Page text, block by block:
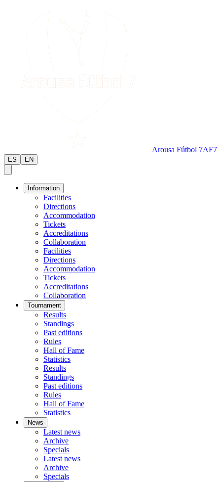
Arousa Fútbol 7AF7
ES EN
Information
Facilities
Directions
Accommodation
Tickets
Accreditations
Collaboration
Facilities
Directions
Accommodation
Tickets
Accreditations
Collaboration
Tournament
Results
Standings
Past editions
Rules
Hall of Fame
Statistics
Results
Standings
Past editions
Rules
Hall of Fame
Statistics
News
Latest news
Archive
Specials
Latest news
Archive
Specials